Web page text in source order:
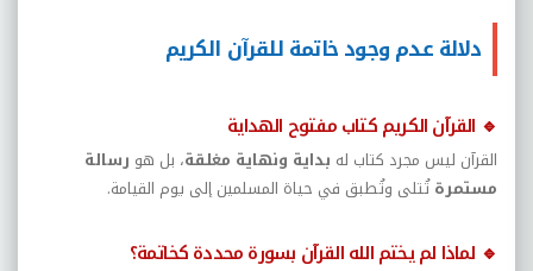
دلالة عدم وجود خاتمة للقرآن الكريم
🔹 القرآن الكريم كتاب مفتوح الهداية
القرآن ليس مجرد كتاب له بداية ونهاية مغلقة، بل هو رسالة
مستمرةتُتلى وتُطبق في حياة المسلمين إلى يوم القيامة.
🔹 لماذا لم يختم الله القرآن بسورة محددة كخاتمة؟